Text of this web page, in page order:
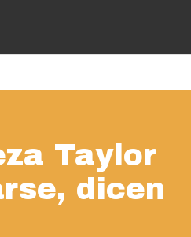
Taylor
dicen